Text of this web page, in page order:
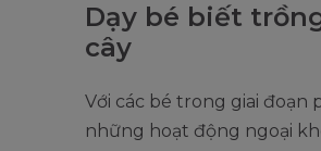
Dạy bé biết
cây
Với các bé trong giai đoạn
những hoạt động ngoại